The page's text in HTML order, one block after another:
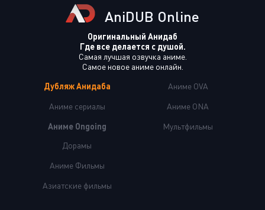
AniDUB Online
Оригинальный Анидаб
Где все делается с душой.
Самая лучшая озвучка аниме.
Самое новое аниме онлайн.
Дубляж Анидаба
Аниме сериалы
Аниме Ongoing
Аниме OVA
Аниме ONA
Мультфильмы
Дорамы
Аниме Фильмы
Азиатские фильмы